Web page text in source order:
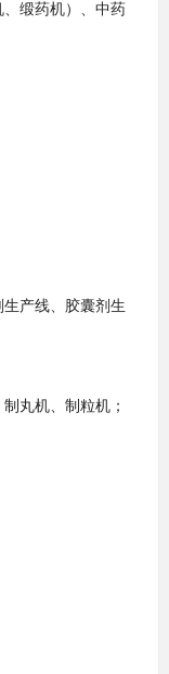
缎药机）、中药
产线、胶囊剂生
丸机、制粒机 ；